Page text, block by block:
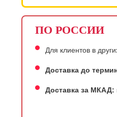
ПО РОССИИ
Для клиентов в
Доставка до
Доставка за МКАД: